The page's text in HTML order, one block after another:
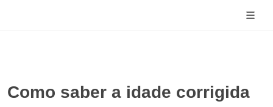
Como saber a idade corrigida